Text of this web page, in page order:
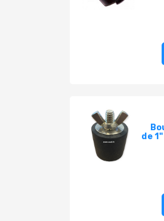
de